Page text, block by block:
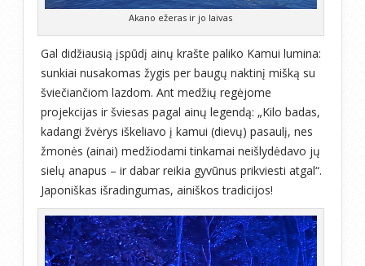
Akano ežeras ir jo laivas
Gal didžiausią įspūdį ainų krašte paliko Kamui lumina:
sunkiai nusakomas žygis per baugų naktinį mišką su
šviečiančiom lazdom. Ant medžių regėjome
projekcijas ir šviesas pagal ainų legendą: „Kilo badas,
kadangi žvėrys iškeliavo į kamui (dievų) pasaulį, nes
žmonės (ainai) medžiodami tinkamai neišlydėdavo jų
sielų anapus – ir dabar reikia gyvūnus prikviesti atgal“.
Japoniškas išradingumas, ainiškos tradicijos!